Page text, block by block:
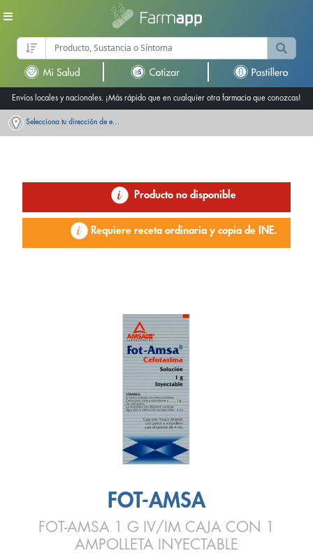
Envíos locales y nacionales. ¡Más rápido que en cualquier otra farmacia que conozcas!
Selecciona tu dirección de entrega
Producto no disponible
Requiere receta ordinaria y copia de INE.
FOT-AMSA
FOT-AMSA 1 G IV/IM CAJA CON 1
AMPOLLETA INYECTABLE